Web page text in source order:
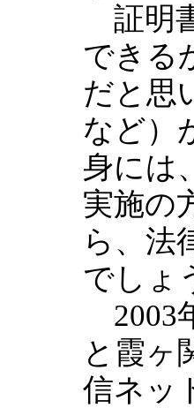
証明
できる
だと思
など）
身には
実施の
ら、法
でしょ
2003
と霞ヶ
信ネッ